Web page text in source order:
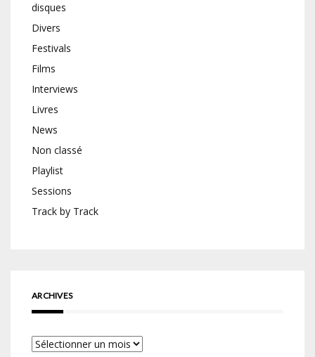
disques
Divers
Festivals
Films
Interviews
Livres
News
Non classé
Playlist
Sessions
Track by Track
ARCHIVES
Archives